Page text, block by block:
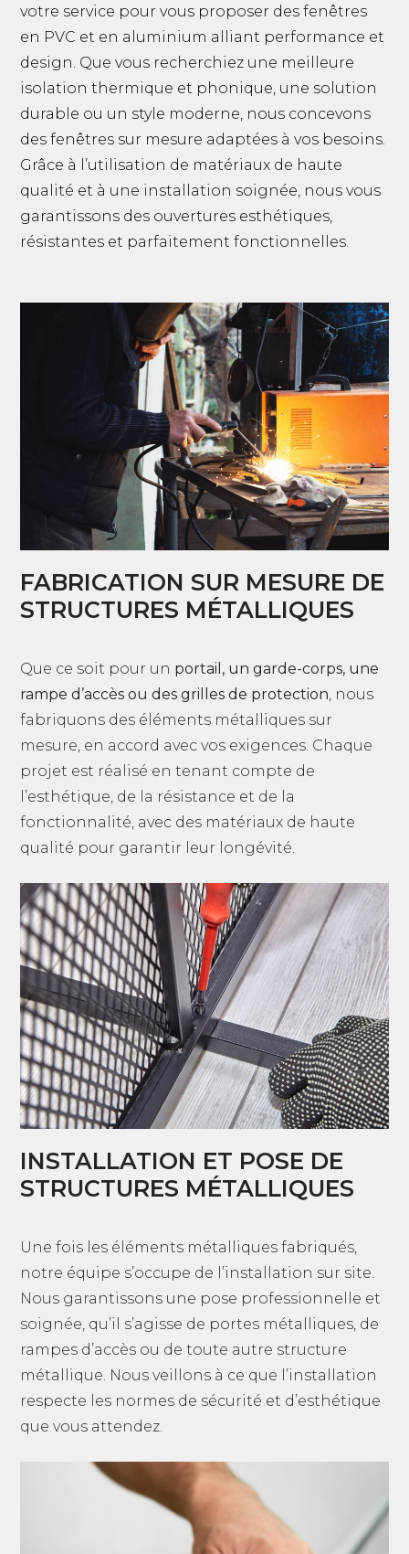
votre service pour vous proposer des fenêtres
en PVC et en aluminium alliant performance et
design. Que vous recherchiez une meilleure
isolation thermique et phonique, une solution
durable ou un style moderne, nous concevons
des fenêtres sur mesure adaptées à vos besoins.
Grâce à l’utilisation de matériaux de haute
qualité et à une installation soignée, nous vous
garantissons des ouvertures esthétiques,
résistantes et parfaitement fonctionnelles.
FABRICATION SUR MESURE DE
STRUCTURES MÉTALLIQUES
Que ce soit pour un portail, un garde-corps, une
rampe d’accès ou des grilles de protection, nous
fabriquons des éléments métalliques sur
mesure, en accord avec vos exigences. Chaque
projet est réalisé en tenant compte de
l’esthétique, de la résistance et de la
fonctionnalité, avec des matériaux de haute
qualité pour garantir leur longévité.
INSTALLATION ET POSE DE
STRUCTURES MÉTALLIQUES
Une fois les éléments métalliques fabriqués,
notre équipe s’occupe de l’installation sur site.
Nous garantissons une pose professionnelle et
soignée, qu’il s’agisse de portes métalliques, de
rampes d’accès ou de toute autre structure
métallique. Nous veillons à ce que l’installation
respecte les normes de sécurité et d’esthétique
que vous attendez.